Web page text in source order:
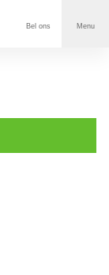
Bel ons Menu